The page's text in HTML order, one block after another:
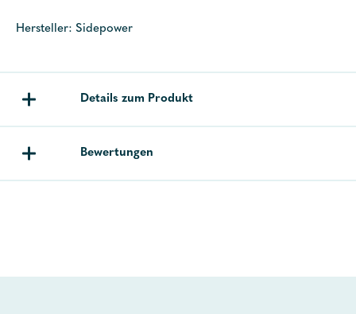
Hersteller: Sidepower
Details zum Produkt
Bewertungen